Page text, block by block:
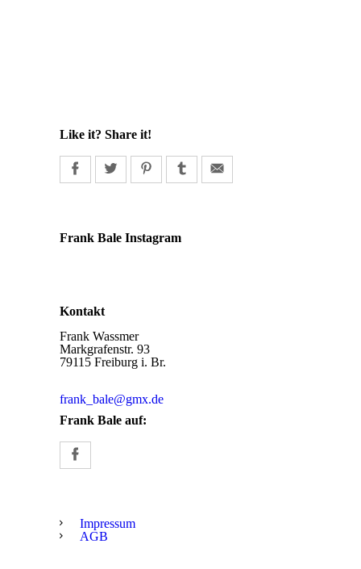
Like it? Share it!
Frank Bale Instagram
Kontakt
Frank Wassmer
Markgrafenstr. 93
79115 Freiburg i. Br.
frank_bale@gmx.de
Frank Bale auf:
Impressum
AGB